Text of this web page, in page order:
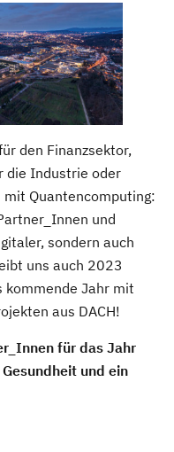
den Finanzsektor,
die Industrie oder
Quantencomputing:
und
sondern auch
uns auch 2023
kommende Jahr mit
aus DACH!
für das Jahr
und ein